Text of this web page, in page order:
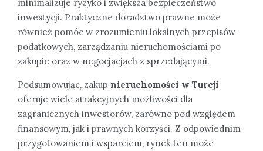
minimalizuje ryzyko i zwiększa bezpieczeństwo
inwestycji. Praktyczne doradztwo prawne może
również pomóc w zrozumieniu lokalnych przepisów
podatkowych, zarządzaniu nieruchomościami po
zakupie oraz w negocjacjach z sprzedającymi.
Podsumowując, zakup nieruchomości w Turcji
oferuje wiele atrakcyjnych możliwości dla
zagranicznych inwestorów, zarówno pod względem
finansowym, jak i prawnych korzyści. Z odpowiednim
przygotowaniem i wsparciem, rynek ten może